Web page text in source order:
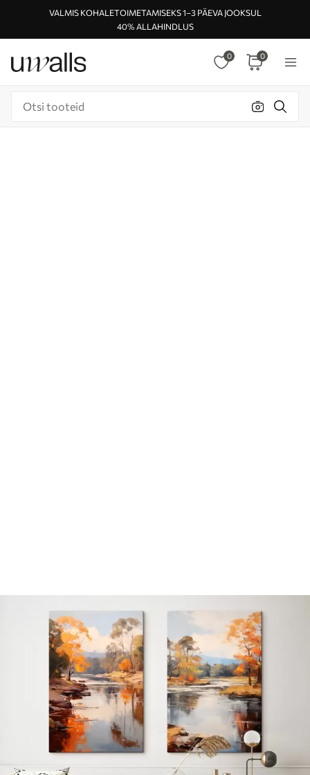
VALMIS KOHALETOIMETAMISEKS 1–3 PÄEVA JOOKSUL
40% ALLAHINDLUS
0 0